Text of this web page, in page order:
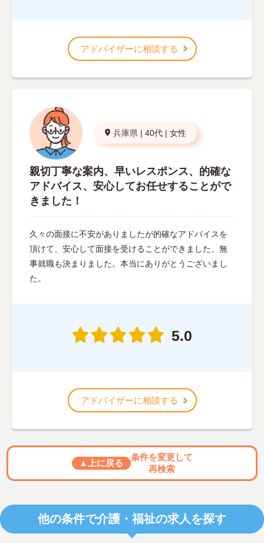
アドバイザーに相談する
兵庫県 | 40代 | 女性
親切丁寧な案内、早いレスポンス、的確な
アドバイス、安心してお任せすることがで
きました！
久々の面接に不安がありましたが的確なアドバイスを
頂けて、安心して面接を受けることができました。無
事就職も決まりました。本当にありがとうございまし
た。
5.0
アドバイザーに相談する
▲上に戻る
条件を変更して
再検索
他の条件で介護・福祉の求人を探す